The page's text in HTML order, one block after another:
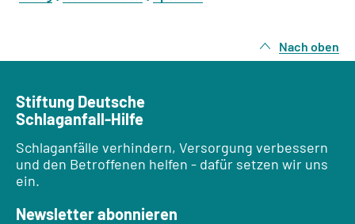
Nach oben
Stiftung Deutsche
Schlaganfall-Hilfe
Schlaganfälle verhindern, Versorgung verbessern
und den Betroffenen helfen - dafür setzen wir uns
ein.
Newsletter abonnieren